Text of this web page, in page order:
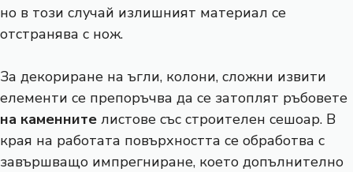
но в този случай излишният материал се
отстранява с нож.
За декориране на ъгли, колони, сложни извити
елементи се препоръчва да се затоплят ръбовете
на каменните листове със строителен сешоар. В
края на работата повърхността се обработва с
завършващо импрегниране, което допълнително